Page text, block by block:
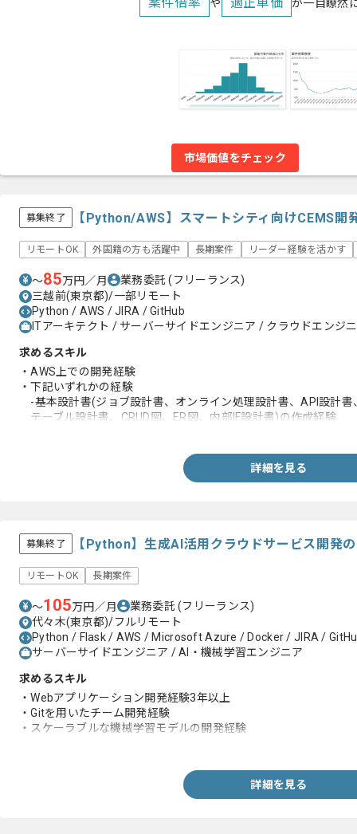
や が一目瞭然
市場価値をチェック
募集終了 【Python/AWS】スマートシティ向けCEMS開
リモートOK 外国籍の方も活躍中 長期案件 リーダー経験を活かす
〜85万円／月 業務委託(フリーランス)
三越前(東京都)/一部リモート
Python / AWS / JIRA / GitHub
ITアーキテクト / サーバーサイドエンジニア / クラウドエンジ
求めるスキル
・AWS上での開発経験
・下記いずれかの経験
-基本設計書(ジョブ設計書、オンライン処理設計書、API設計書
テーブル設計書、CRUD図、ER図、内部IF設計書)の作成経験
詳細を見る
募集終了 【Python】生成AI活用クラウドサービス開発
リモートOK 長期案件
〜105万円／月 業務委託(フリーランス)
代々木(東京都)/フルリモート
Python / Flask / AWS / Microsoft Azure / Docker / JIRA /
サーバーサイドエンジニア / AI・機械学習エンジニア
求めるスキル
・Webアプリケーション開発経験3年以上
・Gitを用いたチーム開発経験
・スケーラブルな機械学習モデルの開発経験
詳細を見る